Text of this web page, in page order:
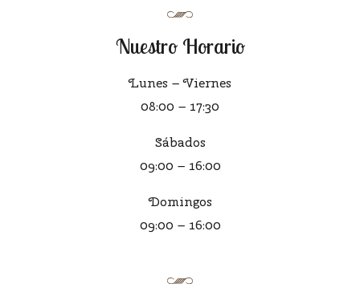
Nuestro Horario
Lunes – Viernes
08:00 – 17:30
Sábados
09:00 – 16:00
Domingos
09:00 – 16:00